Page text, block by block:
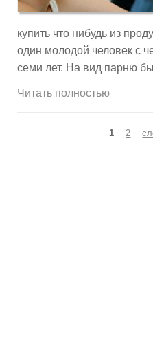
купить что нибудь из
один молодой человек с
семи лет. На вид парню
Читать полностью
1 2